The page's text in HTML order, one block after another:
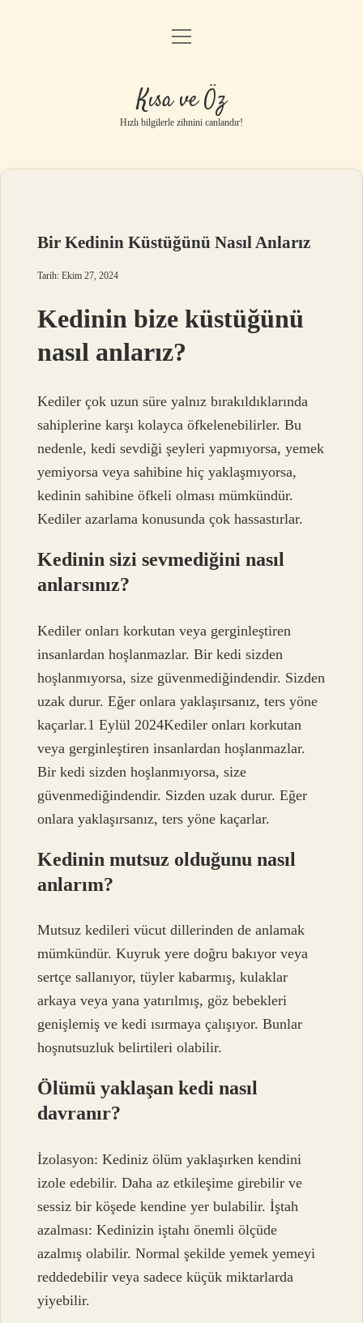
Anasayfa
Gizlilik Politikası
Yasal Uyarı
menüyü
Kısa ve Öz
Hızlı bilgilerle zihnini canlandır!
Bir Kedinin Küstüğünü Nasıl Anlarız
Tarih: Ekim 27, 2024
Kedinin bize küstüğünü
nasıl anlarız?
Kediler çok uzun süre yalnız bırakıldıklarında
sahiplerine karşı kolayca öfkelenebilirler. Bu
nedenle, kedi sevdiği şeyleri yapmıyorsa, yemek
yemiyorsa veya sahibine hiç yaklaşmıyorsa,
kedinin sahibine öfkeli olması mümkündür.
Kediler azarlama konusunda çok hassastırlar.
Kedinin sizi sevmediğini nasıl
anlarsınız?
Kediler onları korkutan veya gerginleştiren
insanlardan hoşlanmazlar. Bir kedi sizden
hoşlanmıyorsa, size güvenmediğindendir. Sizden
uzak durur. Eğer onlara yaklaşırsanız, ters yöne
kaçarlar.1 Eylül 2024Kediler onları korkutan
veya gerginleştiren insanlardan hoşlanmazlar.
Bir kedi sizden hoşlanmıyorsa, size
güvenmediğindendir. Sizden uzak durur. Eğer
onlara yaklaşırsanız, ters yöne kaçarlar.
Kedinin mutsuz olduğunu nasıl
anlarım?
Mutsuz kedileri vücut dillerinden de anlamak
mümkündür. Kuyruk yere doğru bakıyor veya
sertçe sallanıyor, tüyler kabarmış, kulaklar
arkaya veya yana yatırılmış, göz bebekleri
genişlemiş ve kedi ısırmaya çalışıyor. Bunlar
hoşnutsuzluk belirtileri olabilir.
Ölümü yaklaşan kedi nasıl
davranır?
İzolasyon: Kediniz ölüm yaklaşırken kendini
izole edebilir. Daha az etkileşime girebilir ve
sessiz bir köşede kendine yer bulabilir. İştah
azalması: Kedinizin iştahı önemli ölçüde
azalmış olabilir. Normal şekilde yemek yemeyi
reddedebilir veya sadece küçük miktarlarda
yiyebilir.